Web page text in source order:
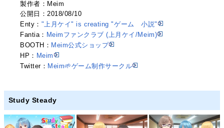
製作者：Meim
公開日：2018/08/10
Enty： "上月ケイ" is creating "ゲーム 小説"
Fantia： Meimファンクラブ (上月ケイ/Meim)
BOOTH： Meim公式ショップ
HP： Meim
Twitter： Meim🌱ゲーム制作サークル
Study Steady